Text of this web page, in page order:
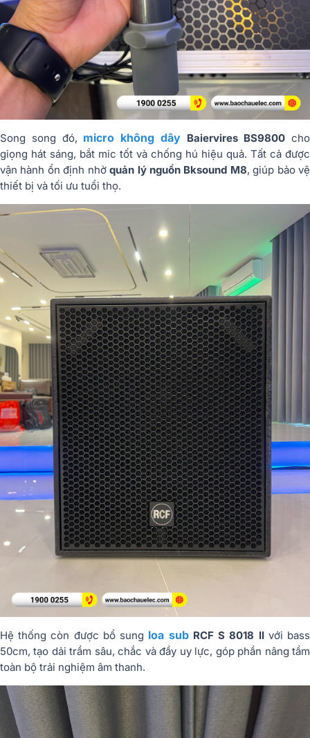
Song song đó, micro không dâyBaiervires BS9800 cho
giọng hát sáng, bắt mic tốt và chống hú hiệu quả. Tất cả được
vận hành ổn định nhờquản lý nguồn Bksound M8, giúp bảo vệ
thiết bị và tối ưu tuổi thọ.
Hệ thống còn được bổ sung loa subRCF S 8018 IIvới bass
50cm, tạo dải trầm sâu, chắc và đầy uy lực, góp phần nâng tầm
toàn bộ trải nghiệm âm thanh.